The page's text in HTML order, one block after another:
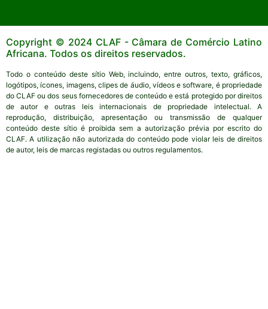
Copyright © 2024 CLAF - Câmara de Comércio Latino
Africana. Todos os direitos reservados.
Todo o conteúdo deste sítio Web, incluindo, entre outros, texto, gráficos,
logótipos, ícones, imagens, clipes de áudio, vídeos e software, é propriedade
do CLAF ou dos seus fornecedores de conteúdo e está protegido por direitos
de autor e outras leis internacionais de propriedade intelectual. A
reprodução, distribuição, apresentação ou transmissão de qualquer
conteúdo deste sítio é proibida sem a autorização prévia por escrito do
CLAF. A utilização não autorizada do conteúdo pode violar leis de direitos
de autor, leis de marcas registadas ou outros regulamentos.